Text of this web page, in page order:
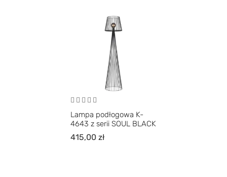
Lampa podłogowa K-
4643 z serii SOUL BLACK
415,00zł